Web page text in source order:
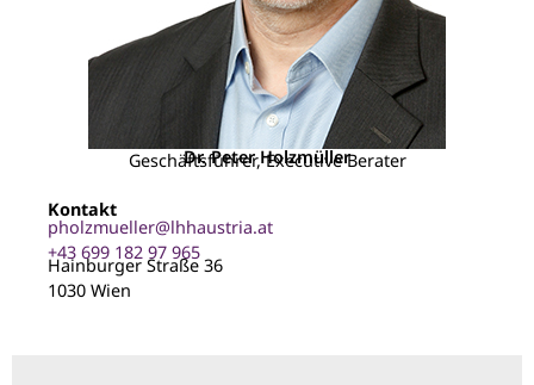
Dr. Peter Holzmüller
Geschäftsführer, Executive Berater
Kontakt
pholzmueller@lhhaustria.at
+43 699 182 97 965
Hainburger Straße 36
1030 Wien